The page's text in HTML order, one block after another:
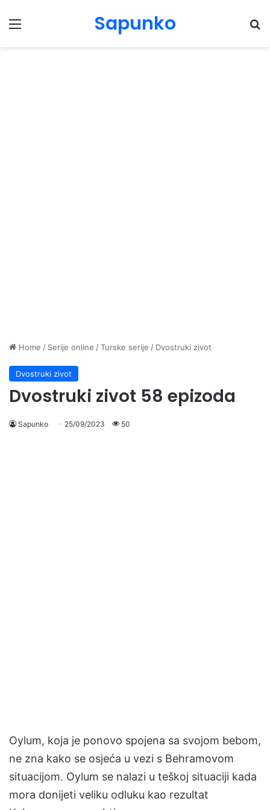
Menu Sapunko
Home / Serije online /Turske serije / Dvostruki zivot
Dvostruki zivot
Dvostruki zivot 58 epizoda
Sapunko 25/09/2023 50
Oylum, koja je ponovo spojena sa svojom bebom,
ne zna kako se osjeća u vezi s Behramovom
situacijom. Oylum se nalazi u teškoj situaciji kada
mora donijeti veliku odluku kao rezultat